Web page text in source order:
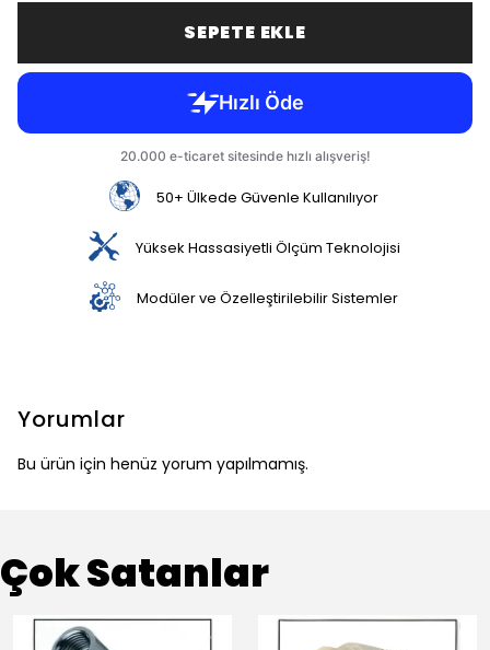
SEPETE EKLE
50+ Ülkede Güvenle Kullanılıyor
Yüksek Hassasiyetli Ölçüm Teknolojisi
Modüler ve Özelleştirilebilir Sistemler
Yorumlar
Bu ürün için henüz yorum yapılmamış.
Çok Satanlar